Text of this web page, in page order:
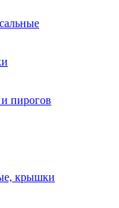
пирогов
крышки